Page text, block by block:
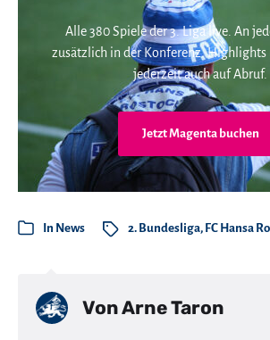
Alle 380 Spiele der 3. Liga live. An
zusätzlich in der Konferenz. Highlights
jederzeit auch auf Abruf.
Jetzt Magenta buchen
In News 2. Bundesliga, FC Hansa
VonArne Taron